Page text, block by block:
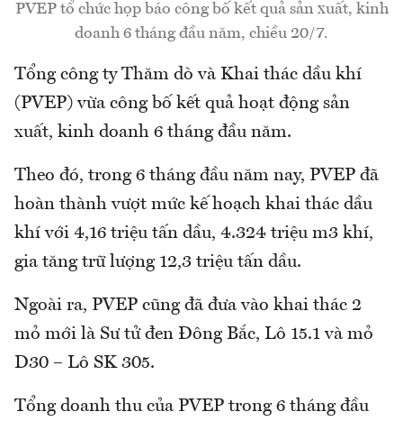
PVEP tổ chức họp báo công bố kết quả sản xuất, kinh
doanh 6 tháng đầu năm, chiều 20/7.
Tổng công ty Thăm dò và Khai thác dầu khí
(PVEP) vừa công bố kết quả hoạt động sản
xuất, kinh doanh 6 tháng đầu năm.
Theo đó, trong 6 tháng đầu năm nay, PVEP đã
hoàn thành vượt mức kế hoạch khai thác dầu
khí với 4,16 triệu tấn dầu, 4.324 triệu m3 khí,
gia tăng trữ lượng 12,3 triệu tấn dầu.
Ngoài ra, PVEP cũng đã đưa vào khai thác 2
mỏ mới là Sư tử đen Đông Bắc, Lô 15.1 và mỏ
D30 – Lô SK 305.
Tổng doanh thu của PVEP trong 6 tháng đầu